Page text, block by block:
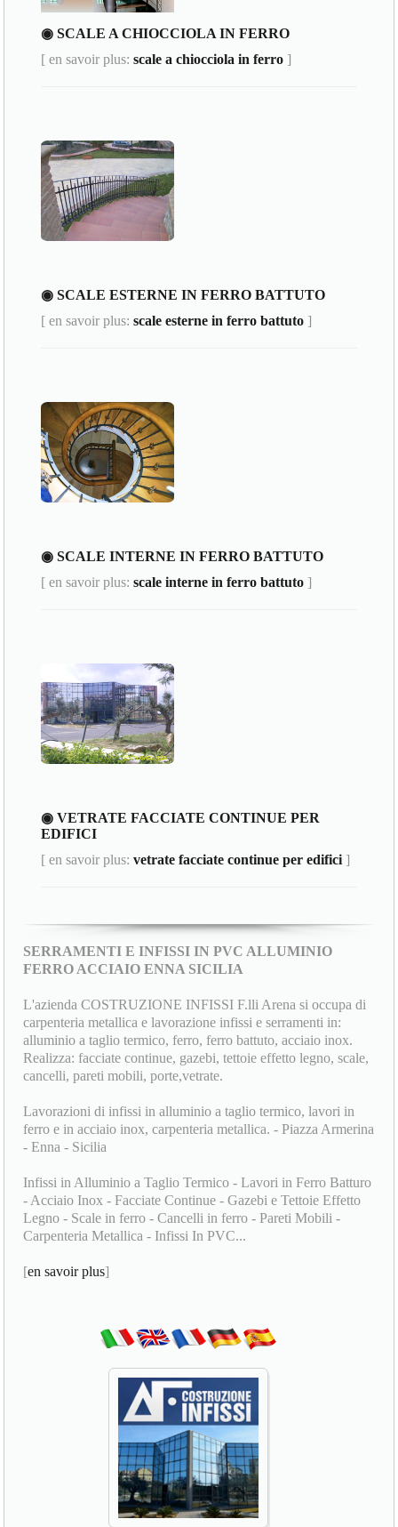
◉ SCALE A CHIOCCIOLA IN FERRO
[ en savoir plus:scale a chiocciola in ferro ]
◉ SCALE ESTERNE IN FERRO BATTUTO
[ en savoir plus:scale esterne in ferro battuto ]
◉ SCALE INTERNE IN FERRO BATTUTO
[ en savoir plus:scale interne in ferro battuto ]
◉ VETRATE FACCIATE CONTINUE PER
EDIFICI
[ en savoir plus:vetrate facciate continue per edifici ]
SERRAMENTI E INFISSI IN PVC ALLUMINIO
FERRO ACCIAIO ENNA SICILIA
L'azienda COSTRUZIONE INFISSI F.lli Arena si occupa di
carpenteria metallica e lavorazione infissi e serramenti in:
alluminio a taglio termico, ferro, ferro battuto, acciaio inox.
Realizza: facciate continue, gazebi, tettoie effetto legno, scale,
cancelli, pareti mobili, porte,vetrate.
Lavorazioni di infissi in alluminio a taglio termico, lavori in
ferro e in acciaio inox, carpenteria metallica. - Piazza Armerina
- Enna - Sicilia
Infissi in Alluminio a Taglio Termico - Lavori in Ferro Batturo
- Acciaio Inox - Facciate Continue - Gazebi e Tettoie Effetto
Legno - Scale in ferro - Cancelli in ferro - Pareti Mobili -
Carpenteria Metallica - Infissi In PVC...
[en savoir plus]